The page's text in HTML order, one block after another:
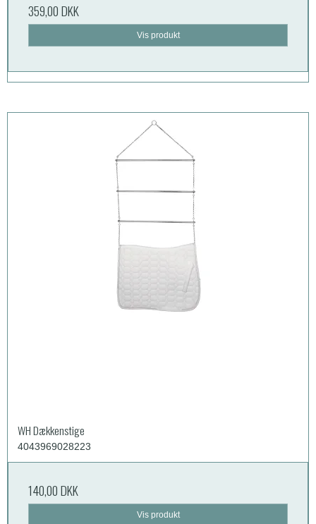
359,00 DKK
Vis produkt
WH Dækkenstige
4043969028223
140,00 DKK
Vis produkt